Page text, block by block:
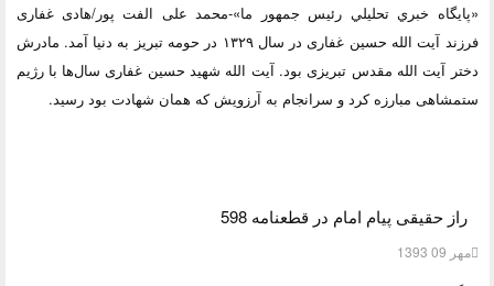
«پايگاه خبري تحليلي رئيس جمهور ما»-محمد علی الفت پور/هادی غفاری
فرزند آیت الله حسین غفاری در سال ۱۳۲۹ در حومه تبریز به دنیا آمد. مادرش
دختر آیت الله مقدس تبریزی بود. آیت الله شهید حسین غفاری سال‌ها با رژیم
ستمشاهی مبارزه کرد و سرانجام به آرزویش که همان شهادت بود رسید.
راز حقیقی پیام امام در قطعنامه 598
مهر 09 1393